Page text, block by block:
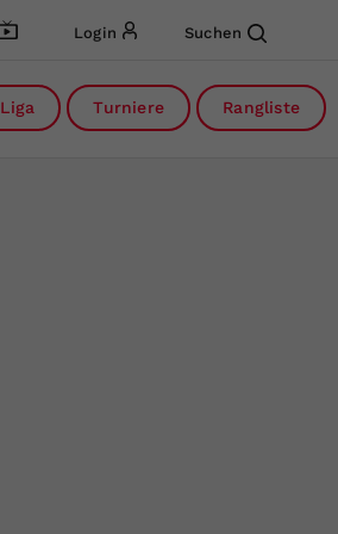
Login Suchen
Liga Turniere Rangliste